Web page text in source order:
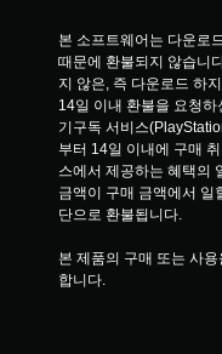
본 소프트웨어는 다운로
때문에 환불되지 않습니
지 않은, 즉 다운로드 하
14일 이내 환불을 요청
기구독 서비스
부터 14일 이내에 구매
스에서 제공하는 혜택의
금액이 구매 금액에서 일
단으로 환불됩니다.
본 제품의 구매 또는 사
합니다.